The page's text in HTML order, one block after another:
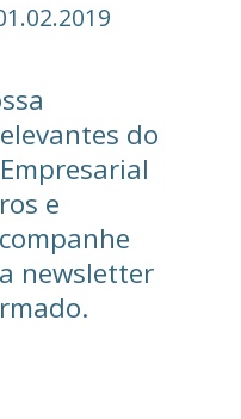
do
e
newsletter